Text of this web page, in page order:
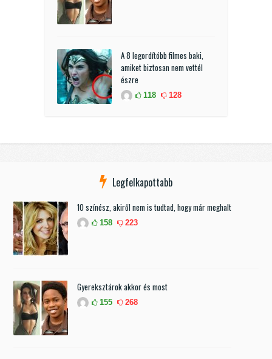
A 8 legordítóbb filmes baki,
amiket biztosan nem vettél
észre
118 128
Legfelkapottabb
10 színész, akiről nem is tudtad, hogy már meghalt
158 223
Gyereksztárok akkor és most
155 268